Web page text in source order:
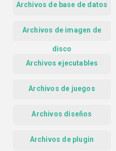
Archivos de base de datos
Archivos de imagen de
disco
Archivos ejecutables
Archivos de juegos
Archivos diseños
Archivos de plugin